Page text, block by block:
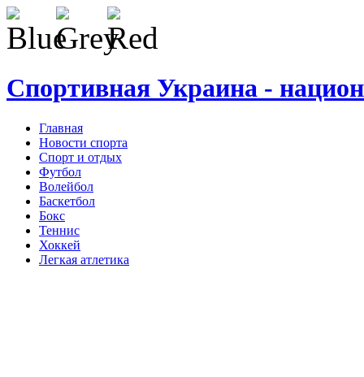
Спортивная Украина -
Главная
Новости спорта
Спорт и отдых
Футбол
Волейбол
Баскетбол
Бокс
Теннис
Хоккей
Легкая атлетика